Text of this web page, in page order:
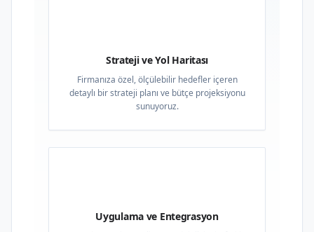
Strateji ve Yol Haritası
Firmanıza özel, ölçülebilir hedefler içeren
detaylı bir strateji planı ve bütçe projeksiyonu
sunuyoruz.
Uygulama ve Entegrasyon